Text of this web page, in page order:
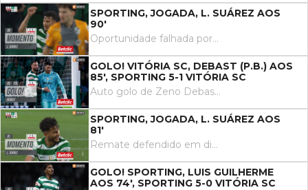
SPORTING, JOGADA, L. SUÁREZ AOS
90'
Oportunidade falhada por Luis Suárez de cabeça em frente à baliza. Assistência de Nuno Santos com um cruzamento para a área.
GOLO! VITÓRIA SC, DEBAST (P.B.) AOS
85', SPORTING 5-1 VITÓRIA SC
Auto golo de Zeno Debast, Sporting. Sporting 5, Vitória SC 1..
SPORTING, JOGADA, L. SUÁREZ AOS
81'
Remate defendido em direção ao centro da baliza. Luis Suárez remate com o pé direito no coração da área.
GOLO! SPORTING, LUIS GUILHERME
AOS 74', SPORTING 5-0 VITÓRIA SC